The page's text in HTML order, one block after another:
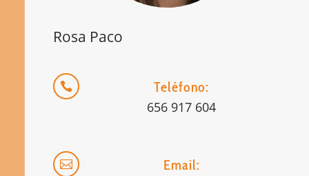
Rosa Paco

Teléfono:
656 917 604
 Email: